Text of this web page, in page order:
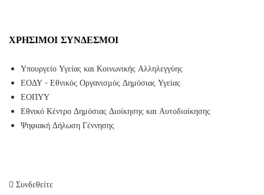
ΧΡΉΣΙΜΟΙ ΣΎΝΔΕΣΜΟΙ
Υπουργείο Υγείας και Κοινωνικής Αλληλεγγύης
ΕΟΔΥ - Εθνικός Οργανισμός Δημόσιας Υγείας
ΕΟΠΥΥ
Εθνικό Κέντρο Δημόσιας Διοίκησης και Αυτοδιοίκησης
Ψηφιακή Δήλωση Γέννησης
Συνδεθείτε